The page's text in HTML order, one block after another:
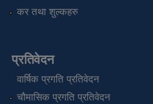
कर तथा शुल्कहरु
प्रतिवेदन
वार्षिक प्रगति प्रतिवेदन
चौमासिक प्रगति प्रतिवेदन